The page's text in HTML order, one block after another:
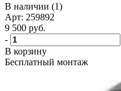
В наличии (1)
Арт: 259892
9 500 руб.
-
В корзину
Бесплатный монтаж